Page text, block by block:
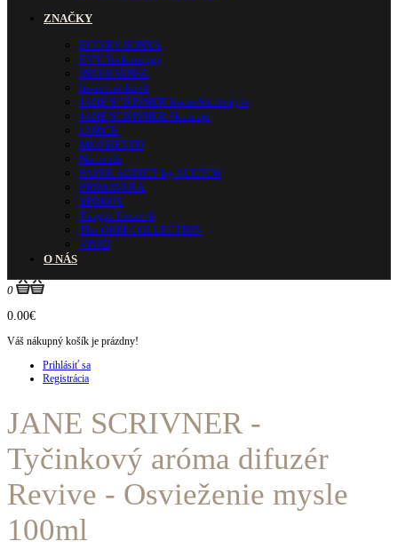
ZNAČKY
ECO BY SONYA
EVY Technology
INNERSENSE
Invisibobble®
JANE SCRIVNER Home&Lifestyle
JANE SCRIVNER Skincare
LURCH
MONBENTO
Natucain
PAPER ADDICT by AUCTOR
PRIMAVERA
SPOKOY
Tangle Teezer®
The OHM COLLECTION
VIVID
O NÁS
0
0.00€
Váš nákupný košík je prázdny!
Prihlásiť sa
Registrácia
JANE SCRIVNER -
Tyčinkový aróma difuzér
Revive - Osvieženie mysle
100ml